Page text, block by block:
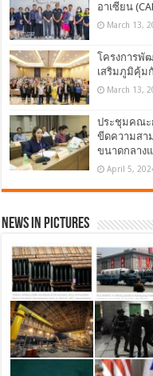
อาเซียน
March 13,
โครงการพั
เสริมภูมิคุ้ม
March 13,
ประชุมคณะ
ขีดความสา
ขนาดกลาง
April 5,
News in Pictures